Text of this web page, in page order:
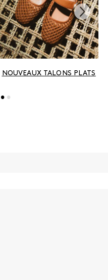
NOUVEAUX TALONS PLATS